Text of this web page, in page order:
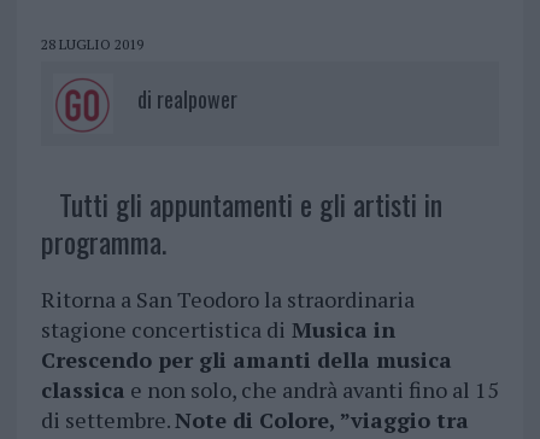
28 LUGLIO 2019
di realpower
Tutti gli appuntamenti e gli artisti in
programma.
Ritorna a San Teodoro la straordinaria
stagione concertistica di Musica in
Crescendo per gli amanti della musica
classica e non solo, che andrà avanti fino al 15
di settembre.Note di Colore, ”viaggio tra